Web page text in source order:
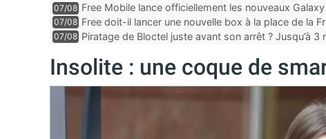
07/08 Free Mobile lance officiellement les nouveaux
des promos et des cadeaux
07/08 Free doit-il lancer une nouvelle box à la place de la
07/08 Piratage de Bloctel juste avant son arrêt ? Jusqu’à
Insolite : une coque de